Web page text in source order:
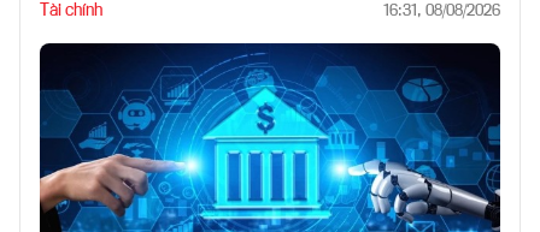
Tài chính 16:31, 08/08/2026